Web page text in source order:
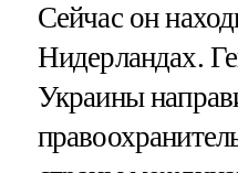
Сейчас он
Нидерландах.
Украины